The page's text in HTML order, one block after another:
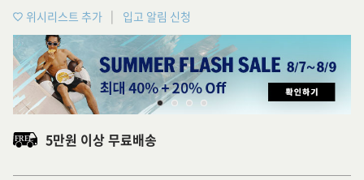
위시리스트 추가 입고 알림 신청
5만원 이상 무료배송